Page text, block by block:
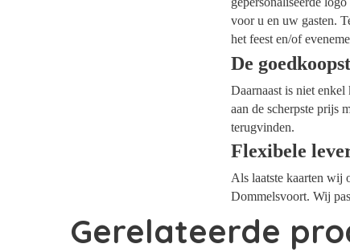
voor u en uw gasten.
het feest en/of
De
Daarnaast is niet
aan de scherpste prijs
terugvinden.
Flexibele
Als laatste kaarten wij
Dommelsvoort. Wij
Gerelateerde